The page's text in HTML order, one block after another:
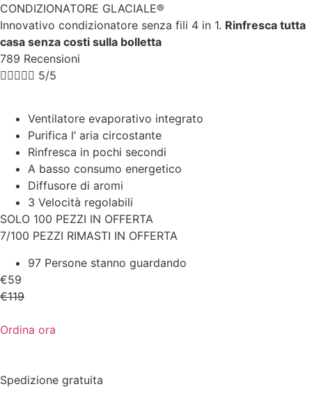
CONDIZIONATORE GLACIALE®
Innovativo condizionatore senza fili 4 in 1. Rinfresca tutta
casa senza costi sulla bolletta
789 Recensioni
 5/5
Ventilatore evaporativo integrato
Purifica l’ aria circostante
Rinfresca in pochi secondi
A basso consumo energetico
Diffusore di aromi
3 Velocità regolabili
SOLO 100 PEZZI IN OFFERTA
7/100 PEZZI RIMASTI IN OFFERTA
97 Persone stanno guardando
€59
€119
Ordina ora
Spedizione gratuita